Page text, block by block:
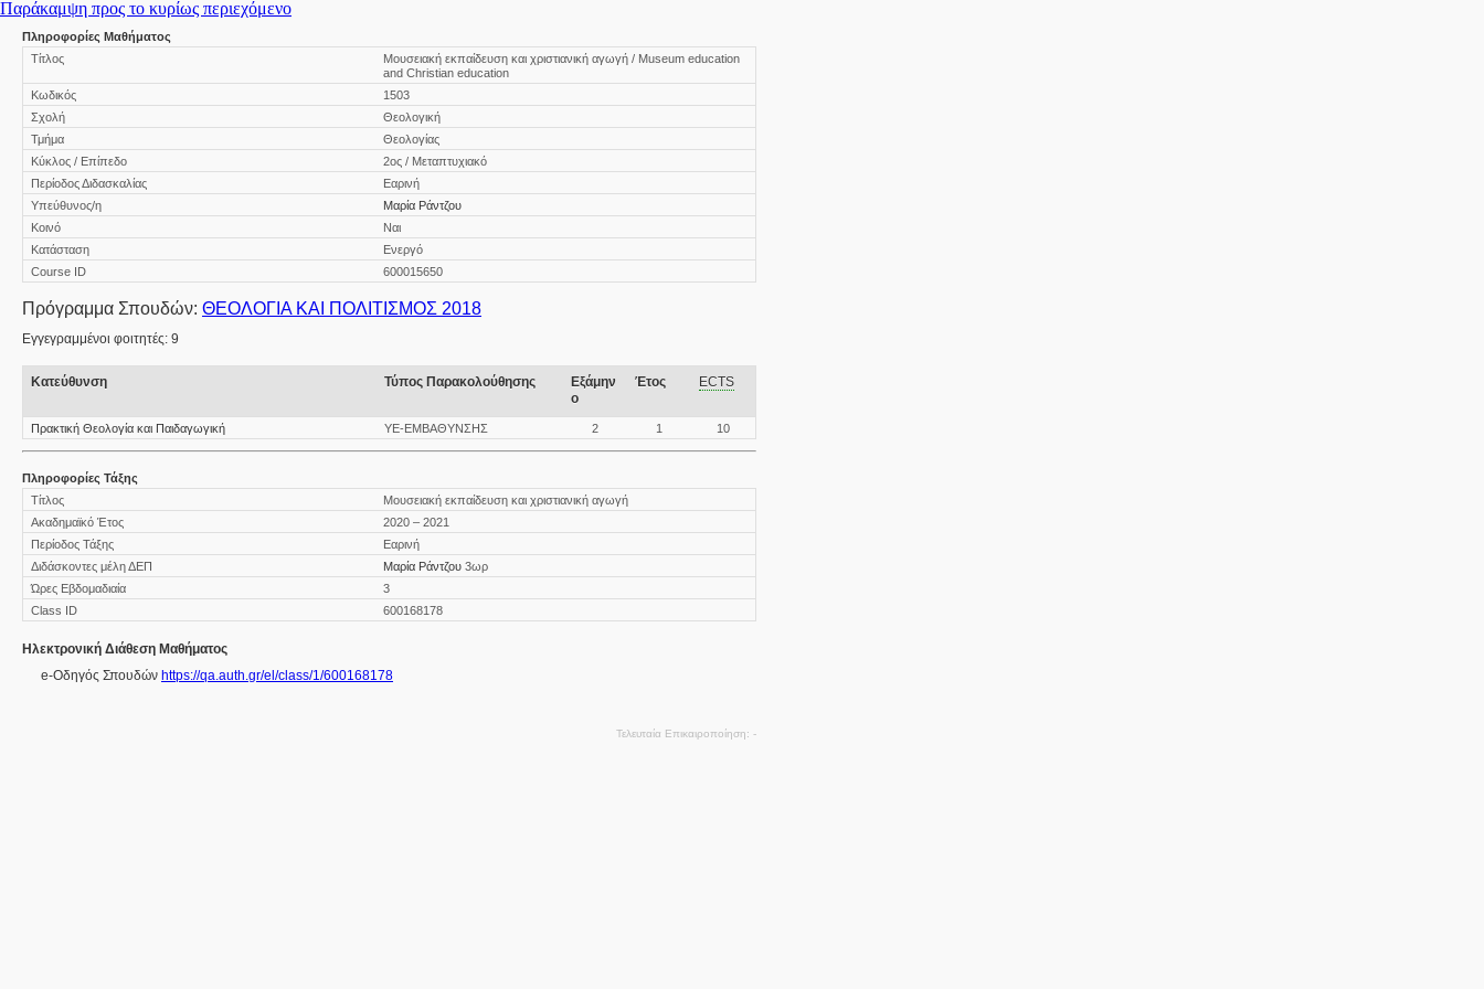
Παράκαμψη προς το κυρίως περιεχόμενο
Πληροφορίες Μαθήματος
Τίτλος
Μουσειακή εκπαίδευση και χριστιανική αγωγή / Museum education
and Christian education
Κωδικός
1503
Σχολή
Θεολογική
Τμήμα
Θεολογίας
Κύκλος / Επίπεδο
2ος / Μεταπτυχιακό
Περίοδος Διδασκαλίας
Εαρινή
Υπεύθυνος/η
Μαρία Ράντζου
Κοινό
Ναι
Κατάσταση
Ενεργό
Course ID
600015650
Πρόγραμμα Σπουδών: ΘΕΟΛΟΓΙΑ ΚΑΙ ΠΟΛΙΤΙΣΜΟΣ 2018
Εγγεγραμμένοι φοιτητές: 9
Κατεύθυνση Τύπος Παρακολούθησης
Εξάμην
ο
Έτος ECTS
Πρακτική Θεολογία και Παιδαγωγική ΥΕ-ΕΜΒΑΘΥΝΣΗΣ 2 1 10
Πληροφορίες Τάξης
Τίτλος
Μουσειακή εκπαίδευση και χριστιανική αγωγή
Ακαδημαϊκό Έτος
2020 – 2021
Περίοδος Τάξης
Εαρινή
Διδάσκοντες μέλη ΔΕΠ
Μαρία Ράντζου 3ωρ
Ώρες Εβδομαδιαία
3
Class ID
600168178
Ηλεκτρονική Διάθεση Μαθήματος
e-Οδηγός Σπουδών https://qa.auth.gr/el/class/1/600168178
Τελευταία Επικαιροποίηση -